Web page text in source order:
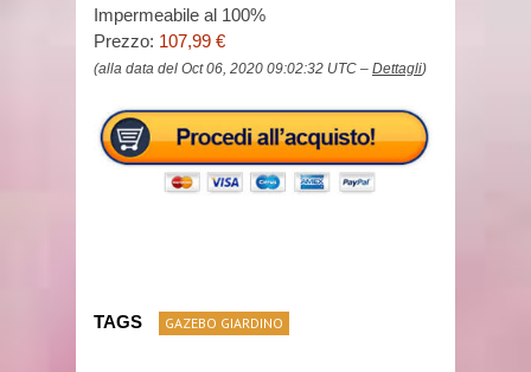
Impermeabile al 100%
Prezzo: 107,99 €
(alla data del Oct 06, 2020 09:02:32 UTC – Dettagli)
TAGS GAZEBO GIARDINO